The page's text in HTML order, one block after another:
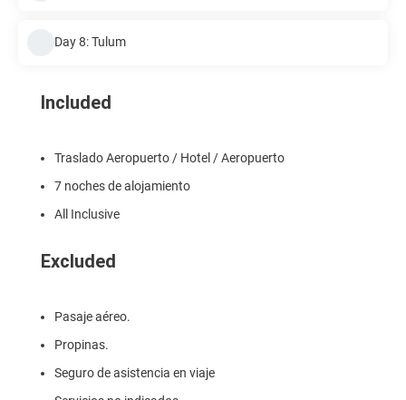
Day 8: Tulum
Included
Traslado Aeropuerto / Hotel / Aeropuerto
7 noches de alojamiento
All Inclusive
Excluded
Pasaje aéreo.
Propinas.
Seguro de asistencia en viaje